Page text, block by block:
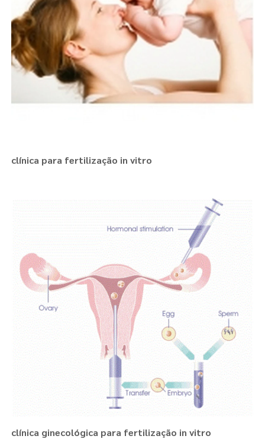
clínica para fertilização in vitro
clínica ginecológica para fertilização in vitro